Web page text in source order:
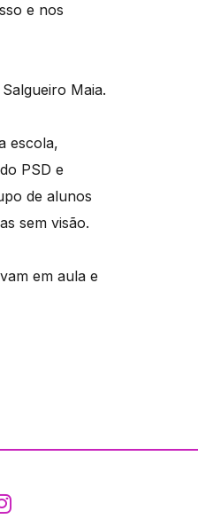
e nos
Maia.
escola,
PSD e
de alunos
sem visão.
em aula e
ao Facebook
Aceder ao